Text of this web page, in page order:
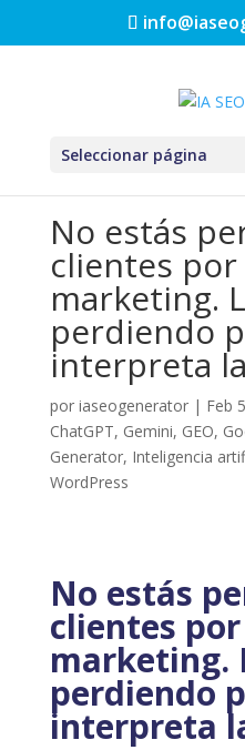
Seleccionar página
No estás
clientes
marketing.
perdiendo
interpreta
por iaseogenerator| Feb
ChatGPT, Gemini, GEO,
Generator, Inteligencia
WordPress
No estás
clientes
marketing.
perdiendo
interpreta